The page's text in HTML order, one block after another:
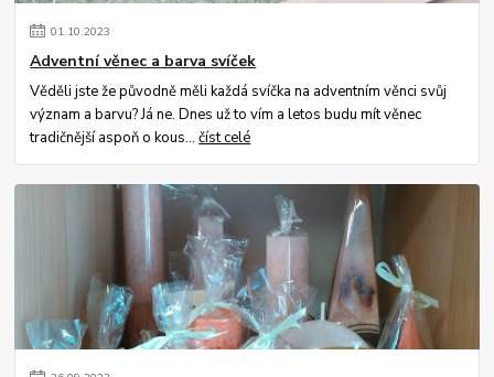
01.10.2023
Adventní věnec a barva svíček
Věděli jste že původně měli každá svíčka na adventním věnci svůj
význam a barvu? Já ne. Dnes už to vím a letos budu mít věnec
tradičnější aspoň o kous...číst celé